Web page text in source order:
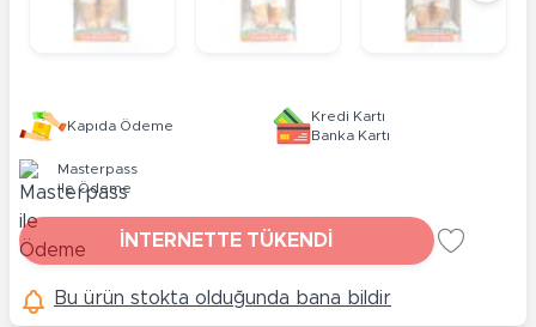
Kapıda Ödeme
Kredi Kartı
Banka Kartı
Masterpass
ile Ödeme
İNTERNETTE TÜKENDİ
Bu ürün stokta olduğunda bana bildir